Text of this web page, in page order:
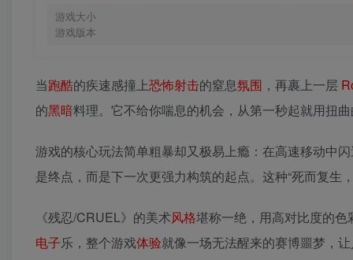
游戏大小
游戏版本
当跑酷的疾速感撞上恐怖射击的窒息氛围 ，再裹上一层
的黑暗料理。它不给你喘息的机会，从第一秒起就用扭
游戏的核心玩法简单粗暴却又极易上瘾：在高速移动中
是终点，而是下一次更强力构筑的起点。这种“死而复生
《残忍/CRUEL》的美术风格堪称一绝，用高对比度的
电子乐，整个游戏体验就像一场无法醒来的赛博噩梦，